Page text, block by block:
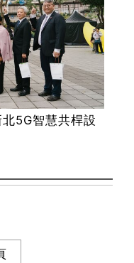
5G智慧共桿設